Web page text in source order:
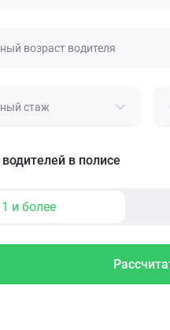
возраст водителя
стаж
в полисе
1 и более